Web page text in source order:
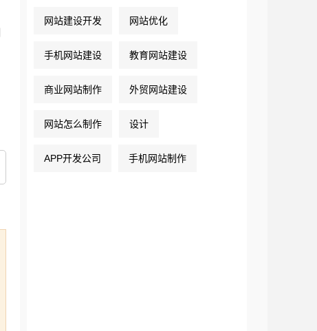
网站建设开发 网站优化
手机网站建设 教育网站建设
商业网站制作 外贸网站建设
网站怎么制作 设计
APP开发公司 手机网站制作